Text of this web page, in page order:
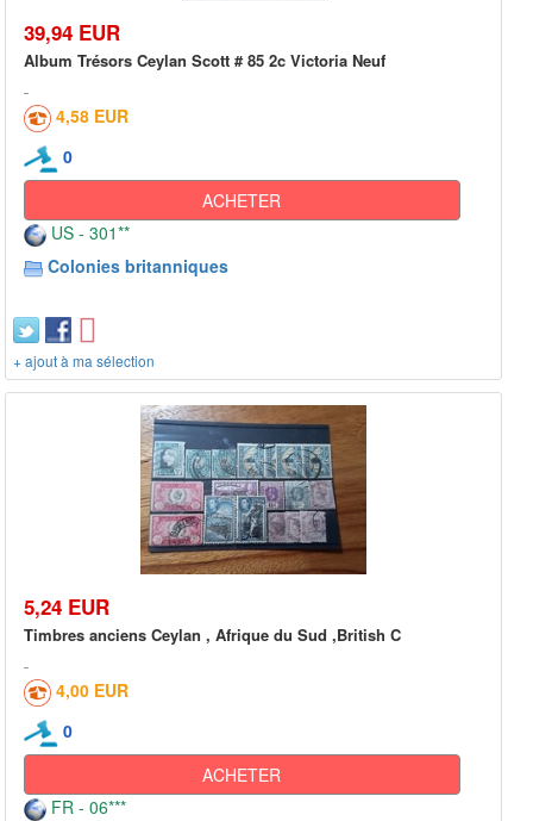
39,94 EUR
Album Trésors Ceylan Scott # 85 2c Victoria Neuf
4,58 EUR
0
ACHETER
US - 301**
Colonies britanniques
+ ajout à ma sélection
5,24 EUR
Timbres anciens Ceylan , Afrique du Sud ,British C
4,00 EUR
0
ACHETER
FR - 06***